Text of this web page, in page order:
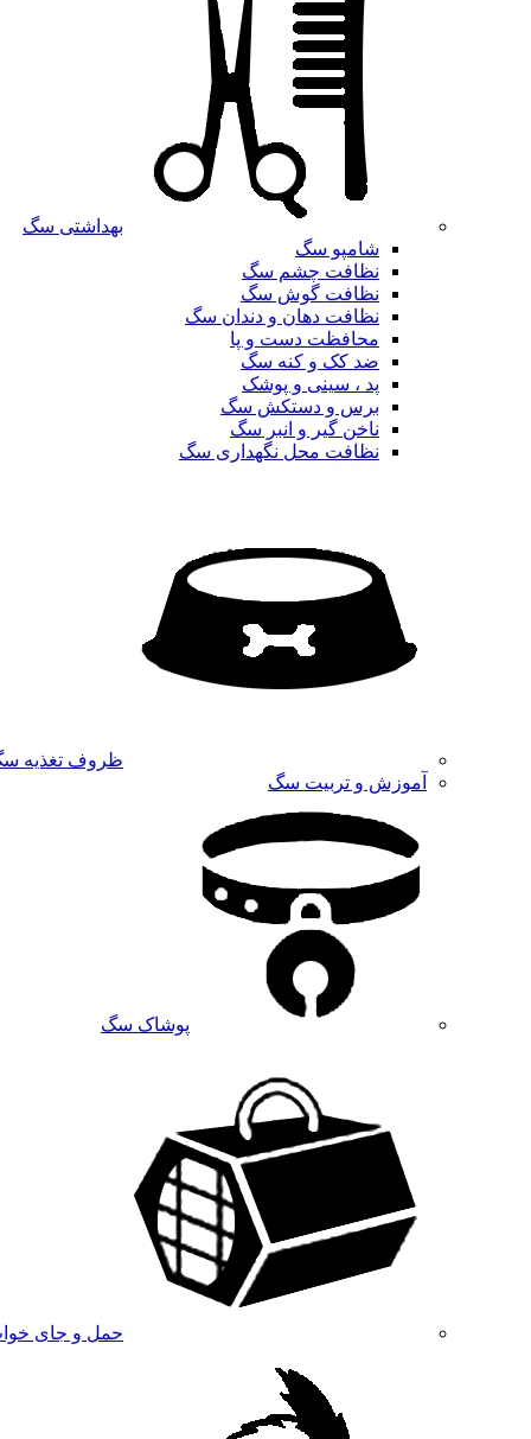
بهداشتی سگ
شامپو سگ
نظافت چشم سگ
نظافت گوش سگ
نظافت دهان و دندان سگ
محافظت دست و پا
ضد کک و کنه سگ
پد ، سینی و پوشک
برس و دستکش سگ
ناخن گیر و انبر سگ
نظافت محل نگهداری سگ
ظروف تغذیه
آموزش و تربیت سگ
پوشاک سگ
حمل و جای